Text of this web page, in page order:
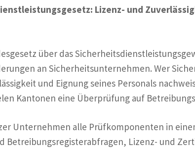
Lizenz- und
über das
an Sicherheitsunternehmen. Wer
und Eignung seines Personals
Kantonen eine Überprüfung auf
Unternehmen alle Prüfkomponenten in
Betreibungsregisterabfragen, Lizenz- und